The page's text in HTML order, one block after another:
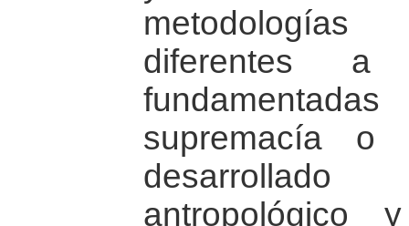
diferentes a
supremacía o
desarrollado
antropológico